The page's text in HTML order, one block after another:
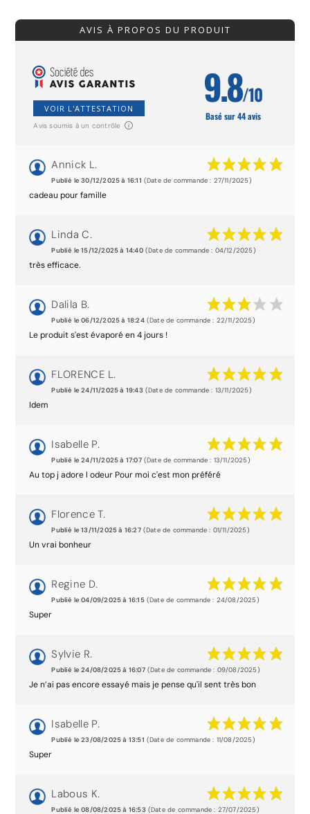
AVIS À PROPOS DU PRODUIT
VOIR L'ATTESTATION
Avis soumis à un contrôle
9.8/10
Basé sur 44 avis
Annick L.
Publié le 30/12/2025 à 16:11 (Date de commande : 27/11/2025)
cadeau pour famille
Linda C.
Publié le 15/12/2025 à 14:40(Date de commande : 04/12/2025)
très efficace.
Dalila B.
Publié le 06/12/2025 à 18:24(Date de commande : 22/11/2025)
Le produit s'est évaporé en 4 jours !
FLORENCE L.
Publié le 24/11/2025 à 19:43 (Date de commande : 13/11/2025)
Idem
Isabelle P.
Publié le 24/11/2025 à 17:07(Date de commande : 13/11/2025)
Au top j adore l odeur Pour moi c'est mon préféré
Florence T.
Publié le 13/11/2025 à 16:27(Date de commande : 01/11/2025)
Un vrai bonheur
Regine D.
Publié le 04/09/2025 à 16:15(Date de commande : 24/08/2025)
Super
Sylvie R.
Publié le 24/08/2025 à 16:07(Date de commande : 09/08/2025)
Je n’ai pas encore essayé mais je pense qu'il sent très bon
Isabelle P.
Publié le 23/08/2025 à 13:51 (Date de commande : 11/08/2025)
Super
Labous K.
Publié le 08/08/2025 à 16:53 (Date de commande : 27/07/2025)